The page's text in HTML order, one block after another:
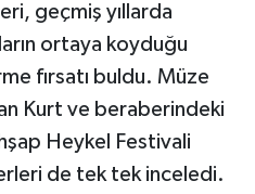
geçmiş yıllarda
ortaya koyduğu
fırsatı buldu. Müze
Kurt ve beraberindeki
Heykel Festivali
de tek tek inceledi.